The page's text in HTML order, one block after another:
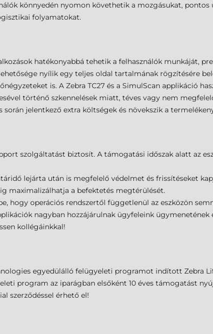
könnyedén nyomon követhetik a mozgásukat,
folyamatokat.
hatékonyabbá tehetik a felhasználók munkáját,
nyílik egy teljes oldal tartalmának rögzítésére
is. A Zebra TC27 és a SimulScan applikáció
történő szkennelések miatt, téves vagy nem
jelentkező extra költségek és növekszik a
szolgáltatást biztosít. A támogatási időszak alatt az
lejárta után is megfelelő védelmet és frissítéseket
maximalizálhatja a befektetés megtérülését.
hogy operációs rendszertől függetlenül az eszközön
nagyban hozzájárulnak ügyfeleink ügymenetének
kollégáinkkal!
egyedülálló felügyeleti programot indított Zebra
program az iparágban elsőként 10 éves támogatást
szerződéssel érhető el!